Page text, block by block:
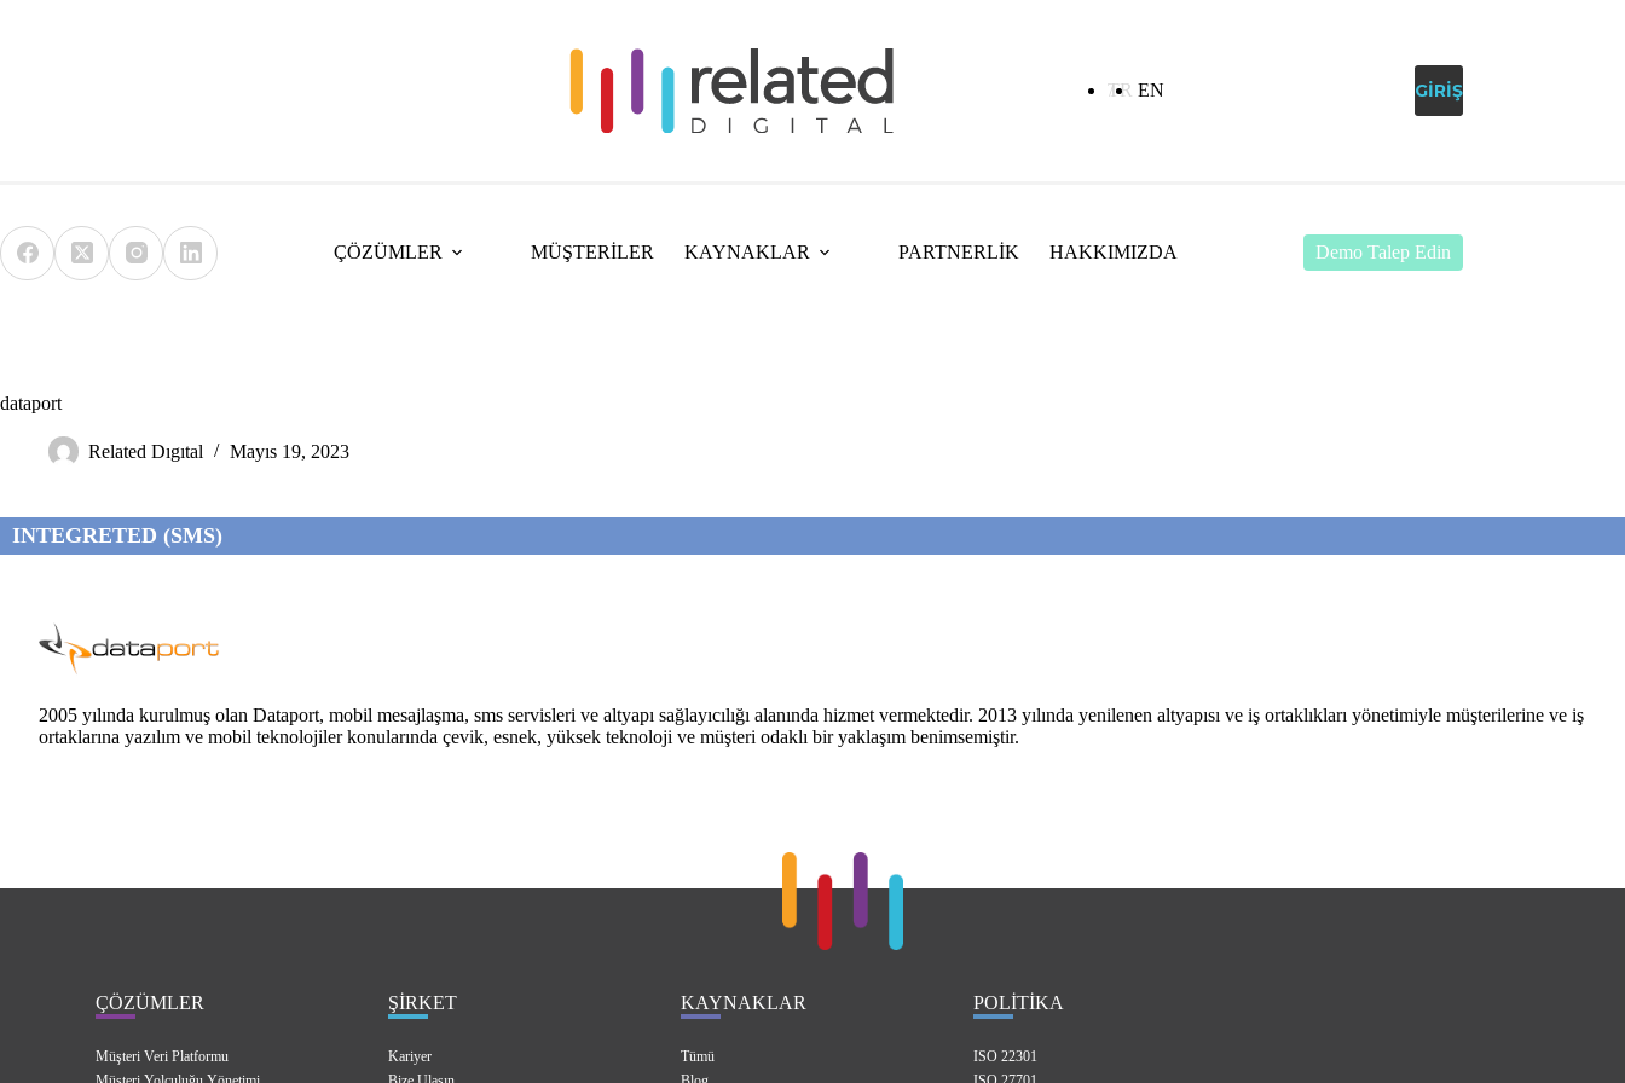
TR EN GIRIŞ
ÇÖZÜMLER MÜŞTERİLER KAYNAKLAR PARTNERLİK HAKKIMIZDA Demo Talep Edin
dataport
Related Dıgıtal Mayıs 19, 2023
INTEGRETED (SMS)
2005 yılında kurulmuş olan Dataport, mobil mesajlaşma, sms servisleri ve altyapı sağlayıcılığı alanında hizmet vermektedir. 2013 yılında yenilenen altyapısı ve iş ortaklıkları yönetimiyle müşterilerine ve iş
ortaklarına yazılım ve mobil teknolojiler konularında çevik, esnek, yüksek teknoloji ve müşteri odaklı bir yaklaşım benimsemiştir.
ÇÖZÜMLER
Müşteri Veri Platformu
ŞİRKET
Kariyer
KAYNAKLAR
Tümü
POLİTİKA
ISO 22301